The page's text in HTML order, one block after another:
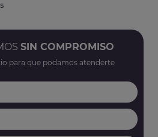
SIN COMPROMISO
para que podamos atenderte